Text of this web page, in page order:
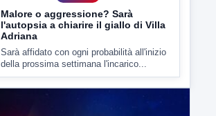
Malore o aggressione? Sarà
l'autopsia a chiarire il giallo di Villa
Adriana
Sarà affidato con ogni probabilità all'inizio
della prossima settimana l'incarico...